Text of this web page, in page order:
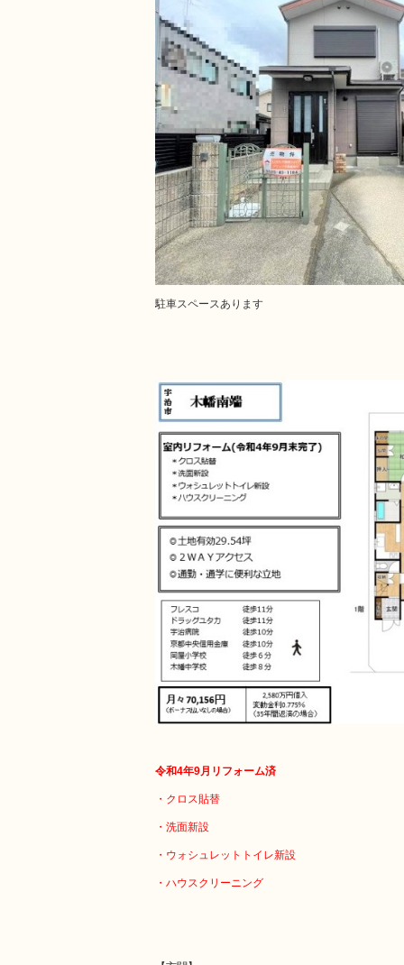
駐車スペースあります
令和4年9月リフォーム済
・クロス貼替
・洗面新設
・ウォシュレットトイレ新設
・ハウスクリーニング